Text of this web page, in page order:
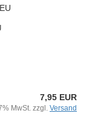
7,95 EUR
MwSt. zzgl. Versand